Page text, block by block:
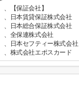
、【保証会社】
、日本賃貸保証株式会社
、日本総合保証株式会社
、全保連株式会社
、日本セフティー株式会社
、株式会社エポスカード